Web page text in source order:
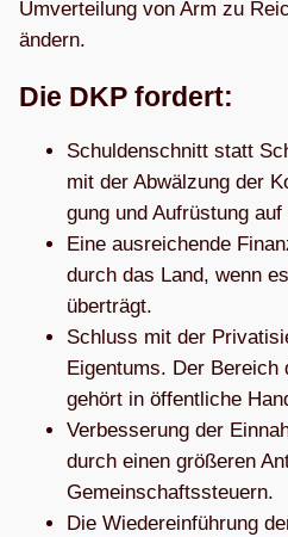
Umver­tei­lung von Arm zu
ändern.
Die DKP fordert:
Schul­den­schnitt statt
mit der Abwäl­zung der
gung und Auf­rüs­tung
Eine aus­rei­chende
durch das Land, wenn
überträgt.
Schluss mit der
Eigen­tums. Der
gehört in öffent­li­che
Ver­bes­se­rung der
durch einen grö­ße­ren
Gemeinschaftssteuern.
Die Wie­der­ein­füh­rung